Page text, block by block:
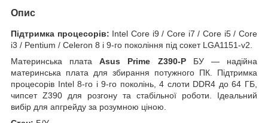
Опис
Підтримка процесорів: Intel Core i9 / Core i7 / Core i5 / Core
i3 / Pentium / Celeron 8 і 9-го покоління під сокет LGA1151-v2.
Материнська плата Asus Prime Z390-P БУ — надійна
материнська плата для збирання потужного ПК. Підтримка
процесорів Intel 8-го і 9-го поколінь, 4 слоти DDR4 до 64 ГБ,
чипсет Z390 для розгону та стабільної роботи. Ідеальний
вибір для апгрейду за розумною ціною.